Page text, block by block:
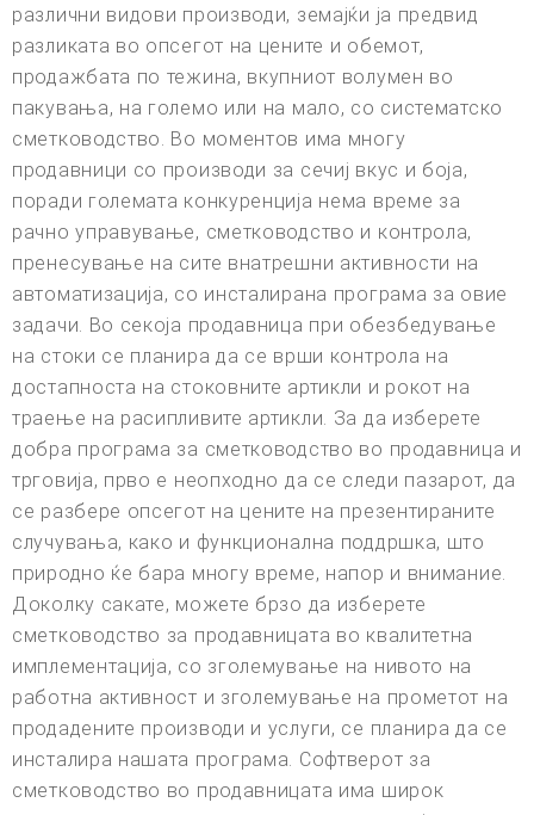
различни видови производи, земајќи ја предвид
разликата во опсегот на цените и обемот,
продажбата по тежина, вкупниот волумен во
пакувања, на големо или на мало, со систематско
сметководство. Во моментов има многу
продавници со производи за сечиј вкус и боја,
поради големата конкуренција нема време за
рачно управување, сметководство и контрола,
пренесување на сите внатрешни активности на
автоматизација, со инсталирана програма за овие
задачи. Во секоја продавница при обезбедување
на стоки се планира да се врши контрола на
достапноста на стоковните артикли и рокот на
траење на расипливите артикли. За да изберете
добра програма за сметководство во продавница и
трговија, прво е неопходно да се следи пазарот, да
се разбере опсегот на цените на презентираните
случувања, како и функционална поддршка, што
природно ќе бара многу време, напор и внимание.
Доколку сакате, можете брзо да изберете
сметководство за продавницата во квалитетна
имплементација, со зголемување на нивото на
работна активност и зголемување на прометот на
продадените производи и услуги, се планира да се
инсталира нашата програма. Софтверот за
сметководство во продавницата има широк